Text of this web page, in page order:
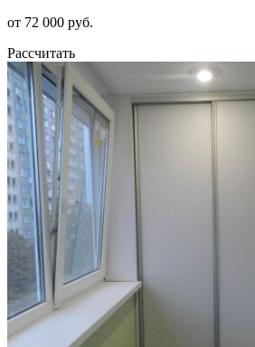
от 72 000 руб.
Рассчитать